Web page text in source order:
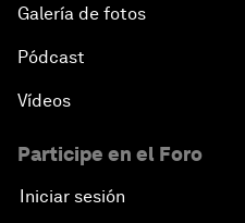
Galería de fotos
Pódcast
Vídeos
Participe en el Foro
Iniciar sesión